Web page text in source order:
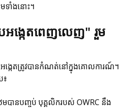
ទាំងនោះ។
អង្កេតពេញលេញ" រួម
ង្កេតត្រូវបានកំណត់នៅក្នុងគោលការណ៍។
៖
មបានបញ្ចប់ បុគ្គលិករបស់ OWRC នឹង